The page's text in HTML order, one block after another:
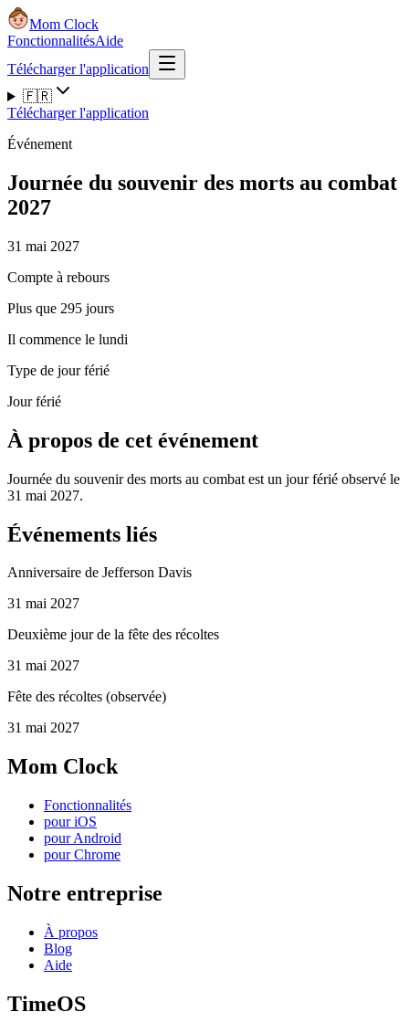
Mom Clock
FonctionnalitésAide
Télécharger l'application
🇫🇷
Télécharger l'application
Événement
Journée du souvenir des morts au combat
2027
31 mai 2027
Compte à rebours
Plus que 295 jours
Il commence le lundi
Type de jour férié
Jour férié
À propos de cet événement
Journée du souvenir des morts au combat est un jour férié observé le
31 mai 2027.
Événements liés
Anniversaire de Jefferson Davis
31 mai 2027
Deuxième jour de la fête des récoltes
31 mai 2027
Fête des récoltes (observée)
31 mai 2027
Mom Clock
Fonctionnalités
pour iOS
pour Android
pour Chrome
Notre entreprise
À propos
Blog
Aide
TimeOS